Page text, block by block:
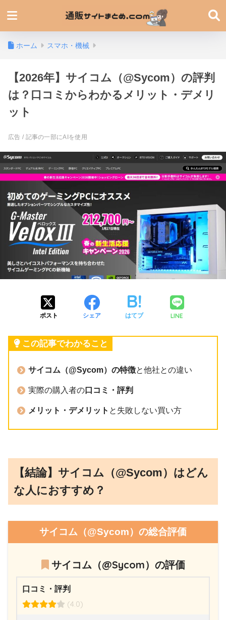
ホーム スマホ・機械
【2026年】サイコム（@Sycom）の評判
は？口コミからわかるメリット・デメリ
ット
ポスト シェア はてブ LINE
この記事でわかること
サイコム（@Sycom）の特徴と他社との違い
実際の購入者の口コミ・評判
メリット・デメリット と失敗しない買い方
【結論】サイコム（@Sycom）はどん
な人におすすめ？
サイコム（@Sycom）の総合評価
サイコム（@Sycom）の評価
口コミ・評判
(4.0)